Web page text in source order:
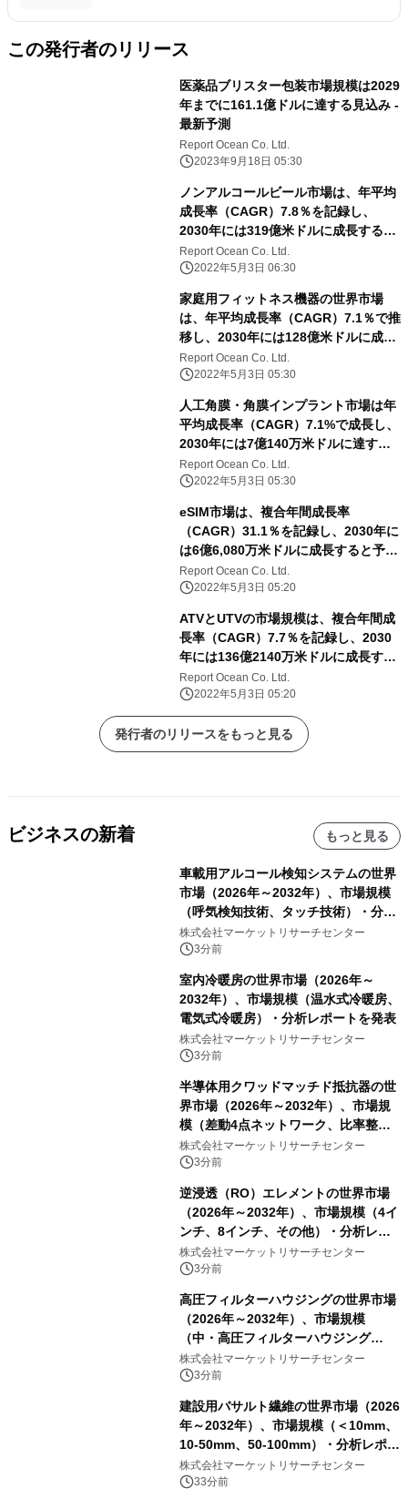
この発行者のリリース
医薬品ブリスター包装市場規模は2029
年までに161.1億ドルに達する見込み -
最新予測
Report Ocean Co. Ltd.
2023年9月18日 05:30
ノンアルコールビール市場は、年平均
成長率（CAGR）7.8％を記録し、
2030年には319億米ドルに成長すると
予測される
Report Ocean Co. Ltd.
2022年5月3日 06:30
家庭用フィットネス機器の世界市場
は、年平均成長率（CAGR）7.1％で推
移し、2030年には128億米ドルに成長
すると予測
Report Ocean Co. Ltd.
2022年5月3日 05:30
人工角膜・角膜インプラント市場は年
平均成長率（CAGR）7.1%で成長し、
2030年には7億140万米ドルに達する
と予測される
Report Ocean Co. Ltd.
2022年5月3日 05:30
eSIM市場は、複合年間成長率
（CAGR）31.1％を記録し、2030年に
は6億6,080万米ドルに成長すると予測
される
Report Ocean Co. Ltd.
2022年5月3日 05:20
ATVとUTVの市場規模は、複合年間成
長率（CAGR）7.7％を記録し、2030
年には136億2140万米ドルに成長する
と予測される
Report Ocean Co. Ltd.
2022年5月3日 05:20
発行者のリリースをもっと見る
ビジネスの新着 もっと見る
車載用アルコール検知システムの世界
市場（2026年～2032年）、市場規模
（呼気検知技術、タッチ技術）・分析
レポートを発表
株式会社マーケットリサーチセンター
3分前
室内冷暖房の世界市場（2026年～
2032年）、市場規模（温水式冷暖房、
電気式冷暖房）・分析レポートを発表
株式会社マーケットリサーチセンター
3分前
半導体用クワッドマッチド抵抗器の世
界市場（2026年～2032年）、市場規
模（差動4点ネットワーク、比率整合4
点ネットワーク、4点等値整合ネット
ワーク）・分析レポートを発表
株式会社マーケットリサーチセンター
3分前
逆浸透（RO）エレメントの世界市場
（2026年～2032年）、市場規模（4イ
ンチ、8インチ、その他）・分析レポ
ートを発表
株式会社マーケットリサーチセンター
3分前
高圧フィルターハウジングの世界市場
（2026年～2032年）、市場規模
（中・高圧フィルターハウジング
（1000～5000 psi）、高圧フィルター
ハウジング（5000～10000 psi）、超
psi以上））・分析レポートを発表
株式会社マーケットリサーチセンター
3分前
建設用バサルト繊維の世界市場（2026
年～2032年）、市場規模（＜10mm、
10-50mm、50-100mm）・分析レポー
トを発表
株式会社マーケットリサーチセンター
33分前